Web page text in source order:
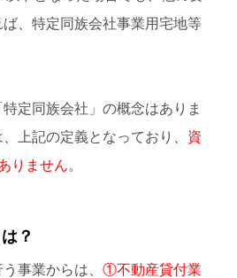
、特定同族会社事業用宅地等
定同族会社」の概念はありま
上記の定義となっており、 資
りません。
？
事業からは、 ①不動産貸付業